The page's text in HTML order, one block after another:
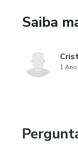
Saiba
1